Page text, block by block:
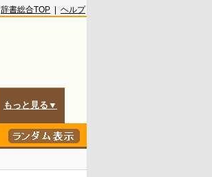
辞書総合TOP ヘルプ
もっと見る▼